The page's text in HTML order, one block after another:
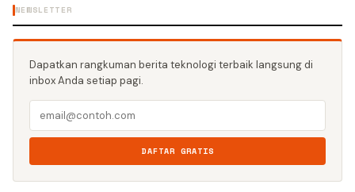
NEWSLETTER
Dapatkan rangkuman berita teknologi terbaik langsung di
inbox Anda setiap pagi.
DAFTAR GRATIS